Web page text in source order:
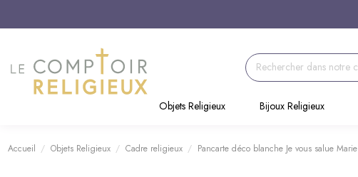
Objets Religieux
Bijoux Religieux
Accueil Objets Religieux Cadre religieux Pancarte déco blanche Je vous salue Marie